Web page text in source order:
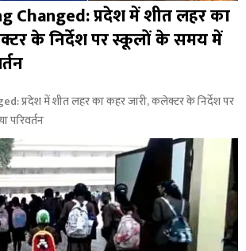
Changed: प्रदेश में शीत लहर का
के निर्देश पर स्कूलों के समय में
प्रदेश में शीत लहर का कहर जारी, कलेक्टर के निर्देश पर
परिवर्तन